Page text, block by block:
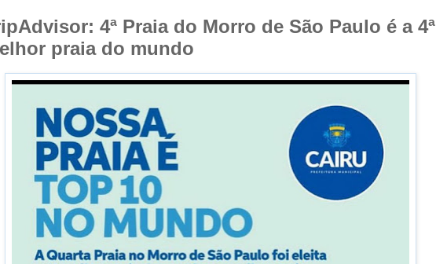
4ª Praia do Morro de São Paulo é a 4ª
praia do mundo